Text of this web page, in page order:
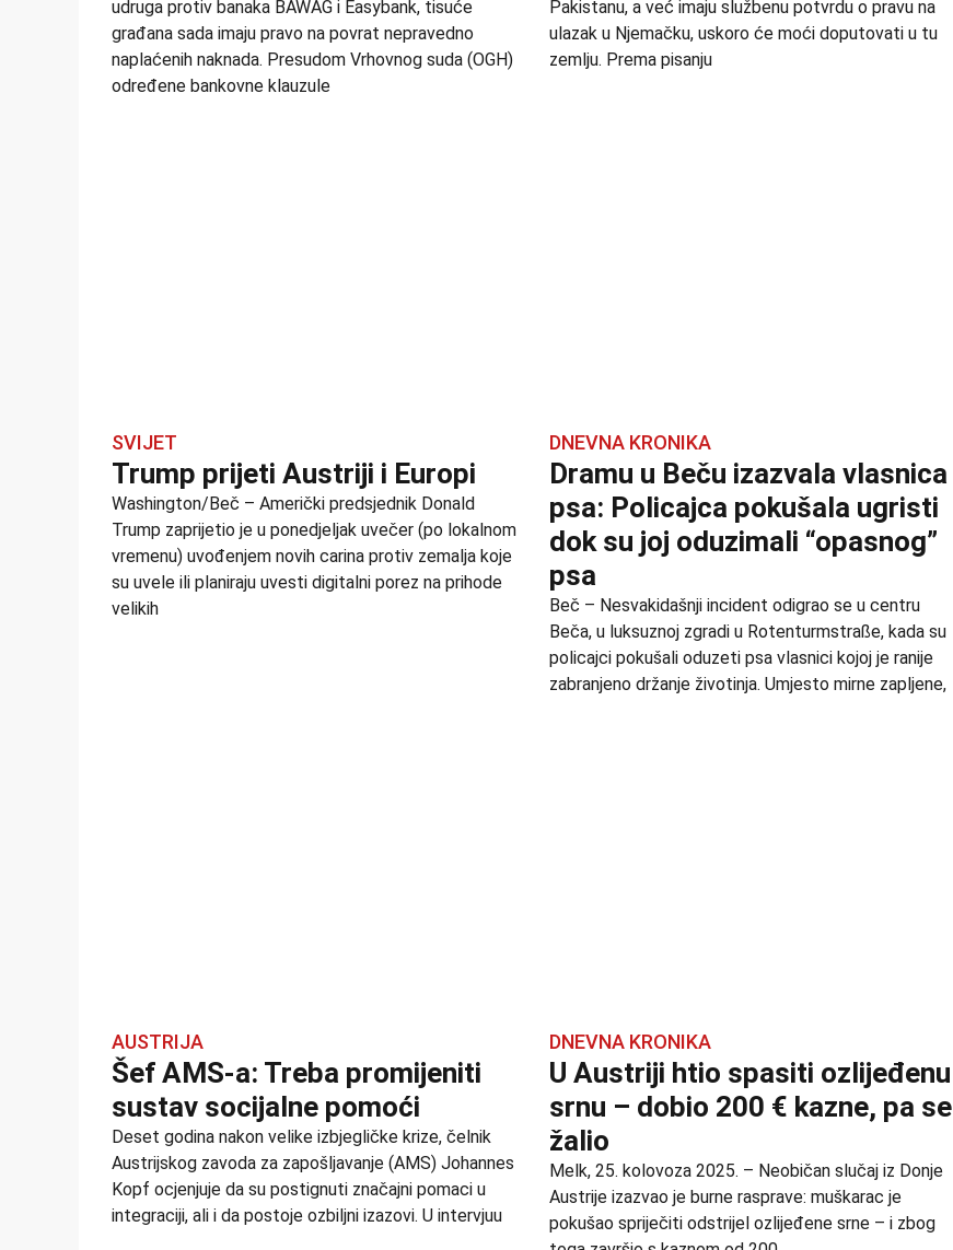
udruga protiv banaka BAWAG i Easybank, tisuće
građana sada imaju pravo na povrat nepravedno
naplaćenih naknada. Presudom Vrhovnog suda (OGH)
određene bankovne klauzule
Pakistanu, a već imaju službenu potvrdu o pravu na
ulazak u Njemačku, uskoro će moći doputovati u tu
zemlju. Prema pisanju
SVIJET
Trump prijeti Austriji i Europi
Washington/Beč – Američki predsjednik Donald
Trump zaprijetio je u ponedjeljak uvečer (po lokalnom
vremenu) uvođenjem novih carina protiv zemalja koje
su uvele ili planiraju uvesti digitalni porez na prihode
velikih
DNEVNA KRONIKA
Dramu u Beču izazvala vlasnica
psa: Policajca pokušala ugristi
dok su joj oduzimali “opasnog”
psa
Beč – Nesvakidašnji incident odigrao se u centru
Beča, u luksuznoj zgradi u Rotenturmstraße, kada su
policajci pokušali oduzeti psa vlasnici kojoj je ranije
zabranjeno držanje životinja. Umjesto mirne zapljene,
AUSTRIJA
Šef AMS-a: Treba promijeniti
sustav socijalne pomoći
Deset godina nakon velike izbjegličke krize, čelnik
Austrijskog zavoda za zapošljavanje (AMS) Johannes
Kopf ocjenjuje da su postignuti značajni pomaci u
integraciji, ali i da postoje ozbiljni izazovi. U intervjuu
DNEVNA KRONIKA
U Austriji htio spasiti ozlijeđenu
srnu – dobio 200 € kazne, pa se
žalio
Melk, 25. kolovoza 2025. – Neobičan slučaj iz Donje
Austrije izazvao je burne rasprave: muškarac je
pokušao spriječiti odstrijel ozlijeđene srne – i zbog